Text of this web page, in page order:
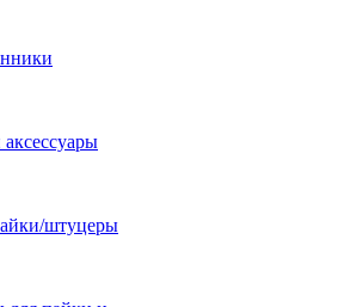
штуцеры